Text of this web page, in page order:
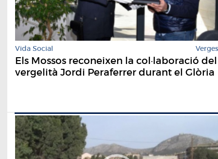
Vida Social Verges
Els Mossos reconeixen la col·laboració del
vergelità Jordi Peraferrer durant el Glòria